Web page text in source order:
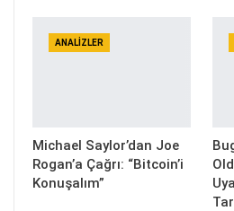
ANALIZLER
Michael Saylor’dan Joe
Rogan’a Çağrı: “Bitcoin’i
Konuşalım”